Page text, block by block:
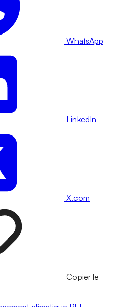
WhatsApp
LinkedIn
X.com
Copier le